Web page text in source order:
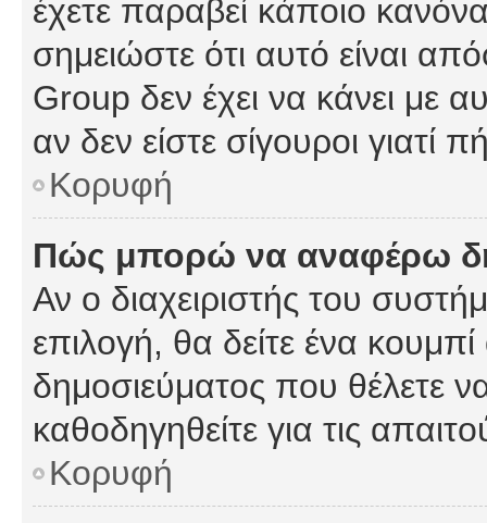
έχετε παραβεί κάποιο
σημειώστε ότι αυτό είναι
Group δεν έχει να κάνει με
αν δεν είστε σίγουροι γιατί
Κορυφή
Πώς μπορώ να αναφέρω
Αν ο διαχειριστής του
επιλογή, θα δείτε ένα
δημοσιεύματος που θέλετε
καθοδηγηθείτε για τις
Κορυφή